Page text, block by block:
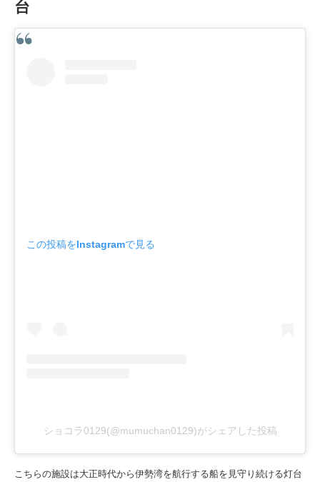
台
この投稿をInstagramで見る
ショコラ0129(@mumuchan0129)がシェアした投稿
こちらの施設は大正時代から伊勢湾を航行する船を見守り続ける灯台